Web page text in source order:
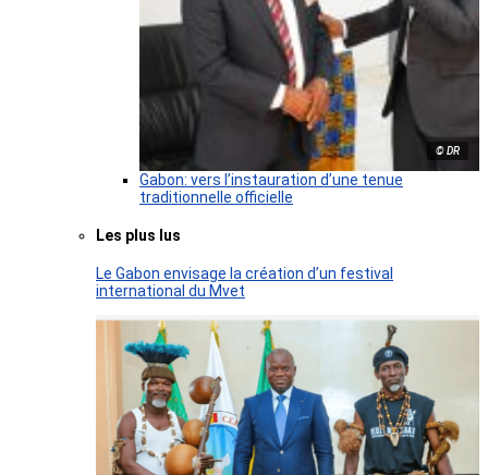
© DR
Gabon: vers l’instauration d’une tenue
traditionnelle officielle
Les plus lus
Le Gabon envisage la création d’un festival
international du Mvet